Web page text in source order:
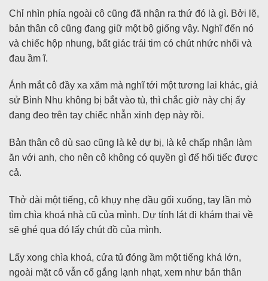
Chỉ nhìn phía ngoài cô cũng đã nhận ra thứ đó là gì. Bởi lẽ,
bản thân cô cũng đang giữ một bộ giống vậy. Nghĩ đến nó
và chiếc hộp nhung, bất giác trái tim có chút nhức nhối và
đau ầm ĩ.
Ánh mắt cô đầy xa xăm mà nghĩ tới một tương lai khác, giả
sử Bình Nhu không bị bắt vào tù, thì chắc giờ này chị ấy
đang đeo trên tay chiếc nhẫn xinh đẹp này rồi.
Bản thân cô dù sao cũng là kẻ dự bị, là kẻ chấp nhận làm
ăn với anh, cho nên cô không có quyền gì để hối tiếc được
cả.
Thở dài một tiếng, cô khụy nhẹ đầu gối xuống, tay lần mò
tìm chìa khoá nhà cũ của mình. Dự tính lát đi khám thai về
sẽ ghé qua đó lấy chút đồ của mình.
Lấy xong chìa khoá, cửa tủ đóng ầm một tiếng khá lớn,
ngoài mặt cô vẫn cố gắng lạnh nhạt, xem như bản thân